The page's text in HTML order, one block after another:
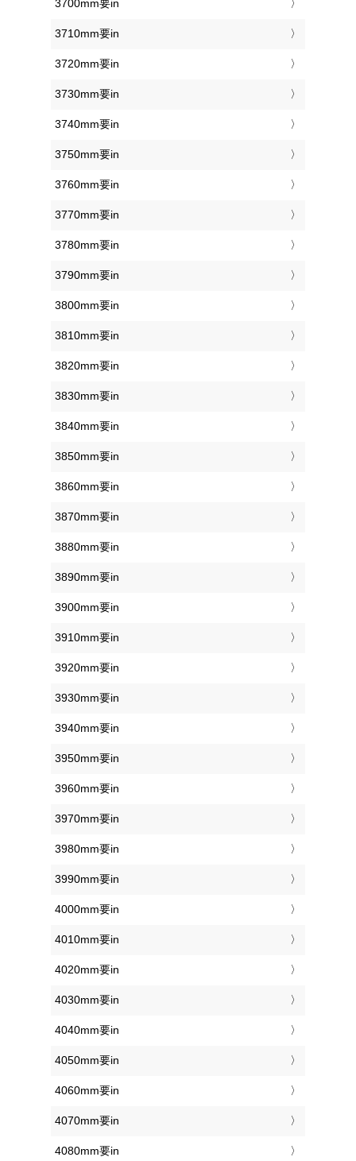
3700mm要in
3710mm要in
3720mm要in
3730mm要in
3740mm要in
3750mm要in
3760mm要in
3770mm要in
3780mm要in
3790mm要in
3800mm要in
3810mm要in
3820mm要in
3830mm要in
3840mm要in
3850mm要in
3860mm要in
3870mm要in
3880mm要in
3890mm要in
3900mm要in
3910mm要in
3920mm要in
3930mm要in
3940mm要in
3950mm要in
3960mm要in
3970mm要in
3980mm要in
3990mm要in
4000mm要in
4010mm要in
4020mm要in
4030mm要in
4040mm要in
4050mm要in
4060mm要in
4070mm要in
4080mm要in